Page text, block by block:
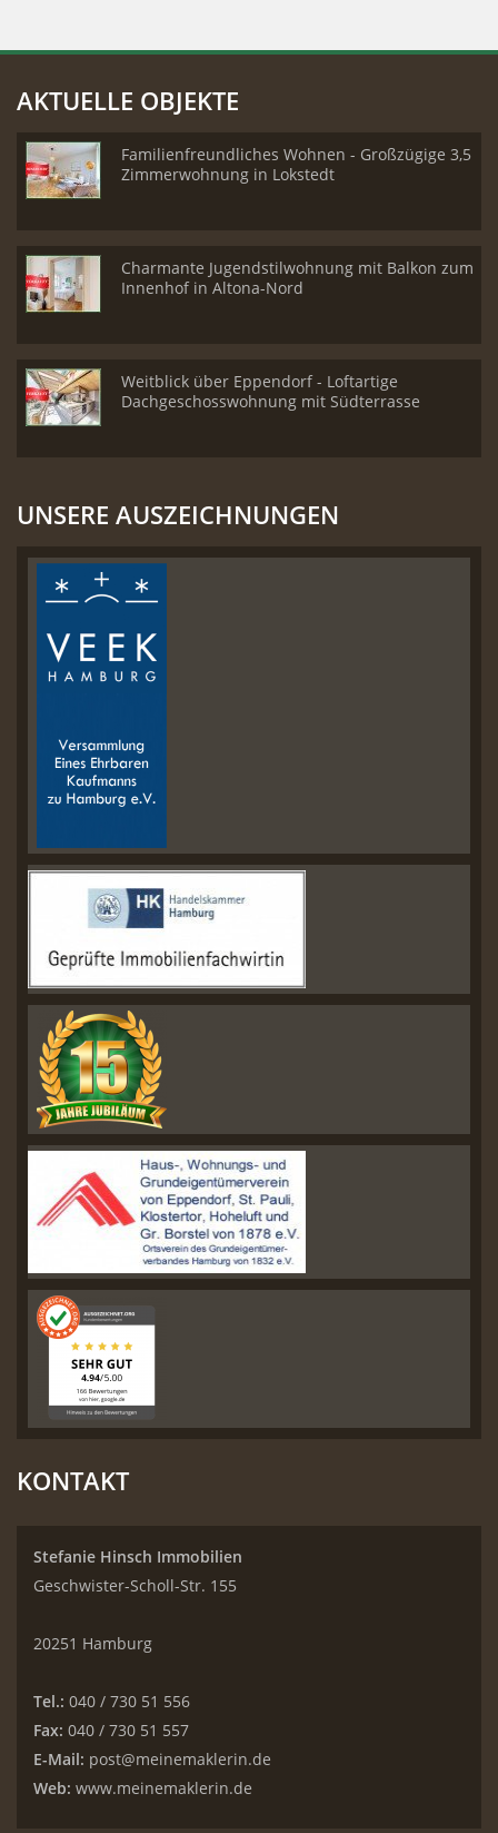
AKTUELLE OBJEKTE
Familienfreundliches Wohnen - Großzügige 3,5
Zimmerwohnung in Lokstedt
Charmante Jugendstilwohnung mit Balkon zum
Innenhof in Altona-Nord
Weitblick über Eppendorf - Loftartige
Dachgeschosswohnung mit Südterrasse
UNSERE AUSZEICHNUNGEN
KONTAKT
Stefanie Hinsch Immobilien
Geschwister-Scholl-Str. 155
20251 Hamburg
Tel.: 040 / 730 51 556
Fax: 040 / 730 51 557
E-Mail: post@meinemaklerin.de
Web: www.meinemaklerin.de